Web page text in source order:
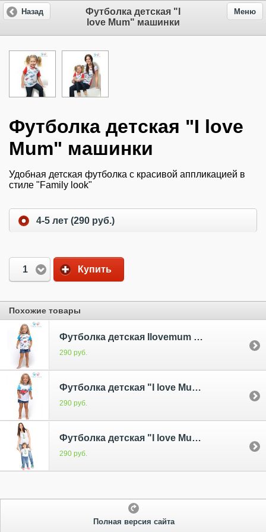
Футболка детская "I
love Mum" машинки
Назад Меню
Футболка детская "I love
Mum" машинки
Удобная детская футболка с красивой аппликацией в
стиле "Family look"
4-5 лет (290 руб.)
1 Купить
Похожие товары
Футболка детская Ilovemum машинки/бирюза
290 руб.
Футболка детская "I love Mum" белая авто/бирюза
290 руб.
Футболка детская "I love Mum" белая/ананас
290 руб.
Полная версия сайта